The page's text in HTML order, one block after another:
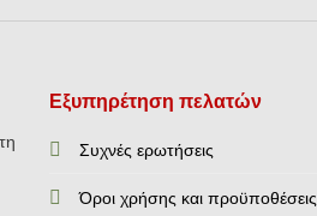
Εξυπηρέτηση πελατών
Συχνές ερωτήσεις
Όροι χρήσης και προϋποθέσεις